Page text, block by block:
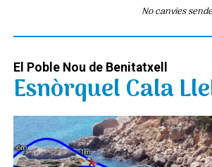
No canvies
El Poble Nou de Benitatxell
Esnòrquel Cala